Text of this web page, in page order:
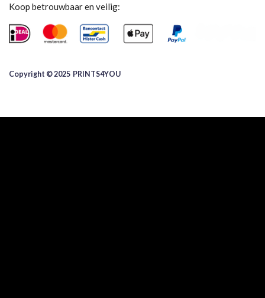
Koop betrouwbaar en veilig:
Copyright © 2025 ​PRINTS4YOU